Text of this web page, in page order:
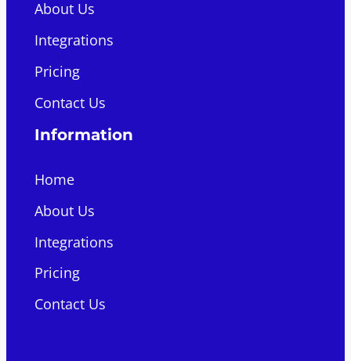
About Us
Integrations
Pricing
Contact Us
Information
Home
About Us
Integrations
Pricing
Contact Us